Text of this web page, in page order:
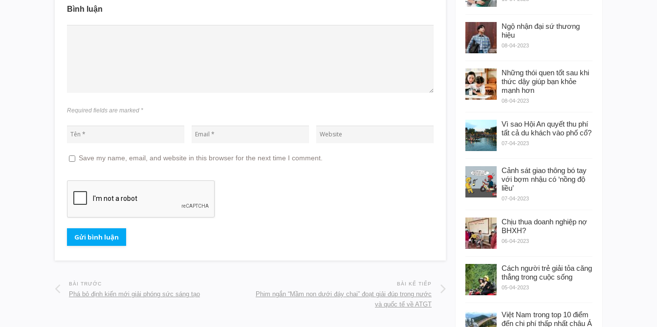
Bình luận
Required fields are marked *
Save my name, email, and website in this browser for the next time I comment.
BÀI TRƯỚC
Phá bỏ định kiến mới giải phóng sức sáng tạo
BÀI KẾ TIẾP
Phim ngắn “Mầm non dưới đáy chai” đoạt giải đúp trong nước
và quốc tế về ATGT
Ngộ nhận đại sứ thương
hiệu
08-04-2023
Những thói quen tốt sau khi
thức dậy giúp bạn khỏe
mạnh hơn
08-04-2023
Vì sao Hội An quyết thu phí
tất cả du khách vào phố cổ?
07-04-2023
Cảnh sát giao thông bó tay
với bợm nhậu có ‘nồng độ
liều’
07-04-2023
Chịu thua doanh nghiệp nợ
BHXH?
06-04-2023
Cách người trẻ giải tỏa căng
thẳng trong cuộc sống
05-04-2023
Việt Nam trong top 10 điểm
đến chi phí thấp nhất châu Á